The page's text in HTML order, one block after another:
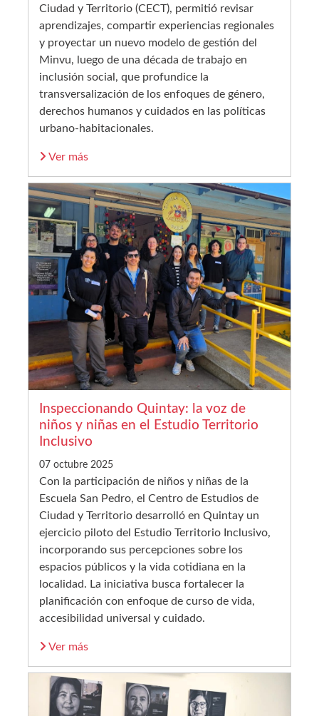
Ciudad y Territorio (CECT), permitió revisar
aprendizajes, compartir experiencias regionales
y proyectar un nuevo modelo de gestión del
Minvu, luego de una década de trabajo en
inclusión social, que profundice la
transversalización de los enfoques de género,
derechos humanos y cuidados en las políticas
urbano-habitacionales.
Ver más
Inspeccionando Quintay: la voz de
niños y niñas en el Estudio Territorio
Inclusivo
07 octubre 2025
Con la participación de niños y niñas de la
Escuela San Pedro, el Centro de Estudios de
Ciudad y Territorio desarrolló en Quintay un
ejercicio piloto del Estudio Territorio Inclusivo,
incorporando sus percepciones sobre los
espacios públicos y la vida cotidiana en la
localidad. La iniciativa busca fortalecer la
planificación con enfoque de curso de vida,
accesibilidad universal y cuidado.
Ver más